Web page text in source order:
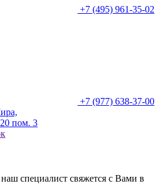
+7 (495) 961-35-02
+7 (977) 638-37-00
пом. 3
специалист свяжется с Вами в